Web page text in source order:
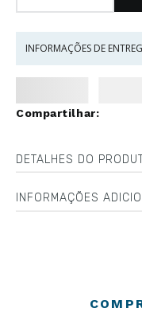
INFORMAÇÕES DE
DETALHES DO
INFORMAÇÕES